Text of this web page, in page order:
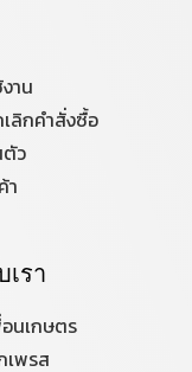
าน
ลิกคำสั่งซื้อ
ตัว
า
เรา
นเกษตร
เพรส